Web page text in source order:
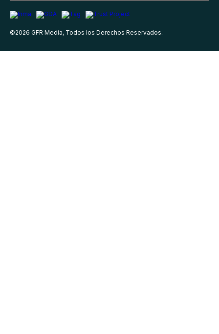
©2026 GFR Media, Todos los Derechos Reservados.